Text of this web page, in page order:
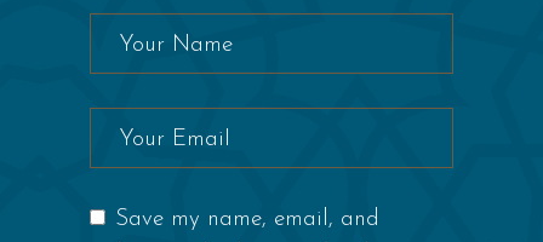
Save my name, email, and